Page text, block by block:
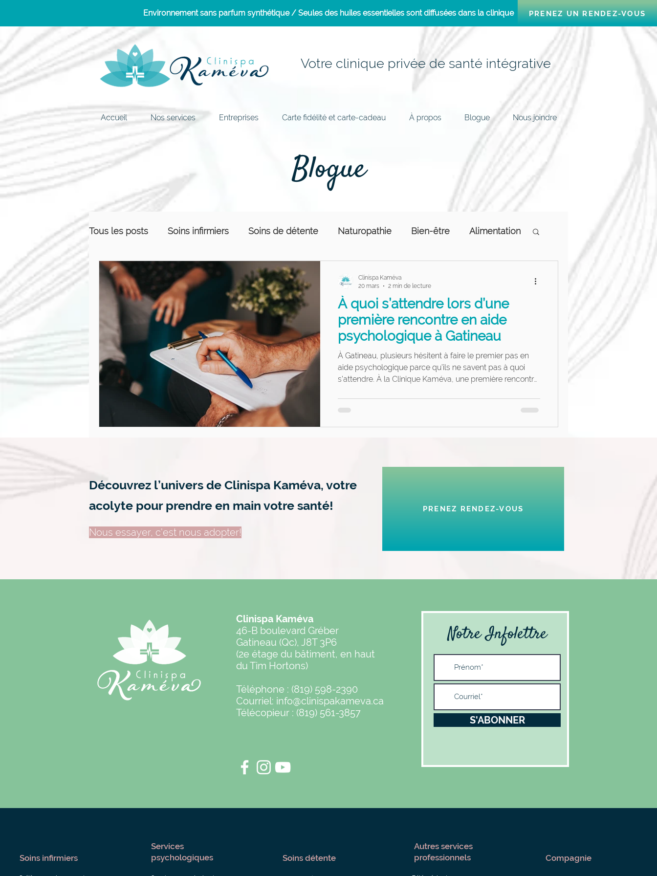
PRENEZ UN RENDEZ-VOUS
Environnement sans parfum synthétique / Seules des huiles essentielles sont diffusées dans la clinique
Votre clinique privée de santé intégrative
Accueil Nos services Entreprises Carte fidélité et carte-cadeau À propos Blogue Nous joindre
Blogue
Tous les posts Soins infirmiers Soins de détente Naturopathie Bien-être Alimentation
Équilibre de vie Relations humaines Prise de sang
Massothérapie Prise de sang Soins podologiquesÀ quoi s’attendre lors d’une
première rencontre en aide
psychologique à Gatineau
À Gatineau, plusieurs hésitent à faire le premier pas en
aide psychologique parce qu’ils ne savent pas à quoi
s’attendre. À la Clinique Kaméva, une première rencontre
nécessaire d’être prêt ou d’avoir les bons mots :
simplement être là est déjà suffisant pour commencer.
Clinispa Kaméva
20 mars
2 min de lecture
PRENEZ RENDEZ-VOUS
Découvrez l’univers de Clinispa Kaméva, votre
acolyte pour prendre en main votre santé!
Nous essayer, c’est nous adopter!
Clinispa Kaméva
46-B boulevard Gréber
Gatineau (Qc), J8T 3P6
(2e étage du bâtiment, en haut
du Tim Hortons)
Téléphone : (819) 598-2390
Courriel: info@clinispakameva.ca
Télécopieur : (819) 561-3857
Notre Infolettre
S'ABONNER
Soins infirmiers
Services
psychologiques
Soins détente
Autres services
professionnels
Compagnie